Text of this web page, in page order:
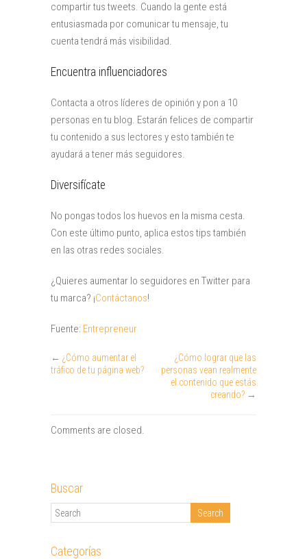
compartir tus tweets. Cuando la gente está
entusiasmada por comunicar tu mensaje, tu
cuenta tendrá más visibilidad.
Encuentra influenciadores
Contacta a otros líderes de opinión y pon a 10
personas en tu blog. Estarán felices de compartir
tu contenido a sus lectores y esto también te
ayudará a tener más seguidores.
Diversifícate
No pongas todos los huevos en la misma cesta.
Con este último punto, aplica estos tips también
en las otras redes sociales.
¿Quieres aumentar lo seguidores en Twitter para
tu marca? ¡Contáctanos!
Fuente: Entrepreneur
← ¿Cómo aumentar el
tráfico de tu página web?
¿Cómo lograr que las
personas vean realmente
el contenido que estás
creando? →
Comments are closed.
Buscar
Categorías